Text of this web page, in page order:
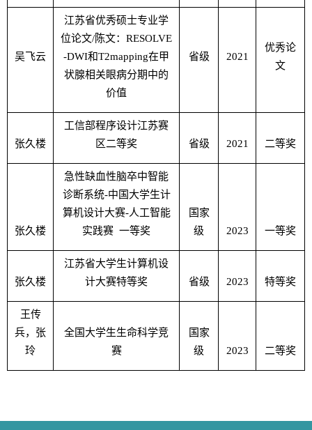
吴飞云
江苏省优秀硕士专业学
位论文/陈文： RESOLVE
-DWI和T2mapping在甲
状腺相关眼病分期中的
价值
省级 2021
优秀论
文
张久楼
工信部程序设计江苏赛
区二等奖
省级 2021 二等奖
张久楼
急性缺血性脑卒中智能
诊断系统-中国大学生计
算机设计大赛-人工智能
实践赛 一等奖
国家
级
2023 一等奖
张久楼
江苏省大学生计算机设
计大赛特等奖
省级 2023 特等奖
王传
兵，张
玲
全国大学生生命科学竞
赛
国家
级
2023 二等奖